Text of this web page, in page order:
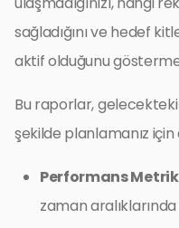
sağladığını ve hedef
aktif olduğunu
Bu raporlar,
şekilde planlamanız
Performans
zaman